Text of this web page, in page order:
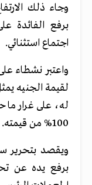
وجاء ذلك
اجتماع استثنائي.
واعتبر نشطاء
لقيمة الجنيه
100% من قيمته.
ويقصد بتحرير
برفع يده عن